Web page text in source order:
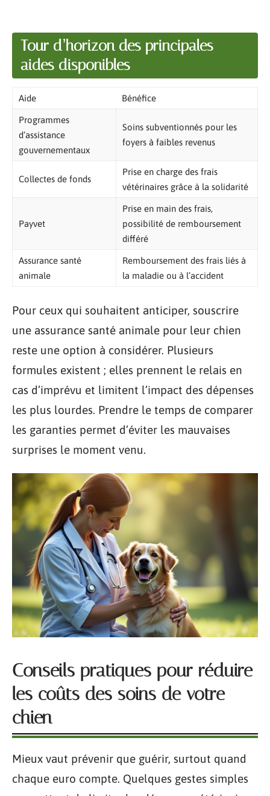
Tour d’horizon des principales
aides disponibles
Aide Bénéfice
Programmes
d’assistance
gouvernementaux
Soins subventionnés pour les
foyers à faibles revenus
Collectes de fonds
Prise en charge des frais
vétérinaires grâce à la solidarité
Payvet
Prise en main des frais,
possibilité de remboursement
différé
Assurance santé
animale
Remboursement des frais liés à
la maladie ou à l’accident
Pour ceux qui souhaitent anticiper, souscrire
une assurance santé animale pour leur chien
reste une option à considérer. Plusieurs
formules existent ; elles prennent le relais en
cas d’imprévu et limitent l’impact des dépenses
les plus lourdes. Prendre le temps de comparer
les garanties permet d’éviter les mauvaises
surprises le moment venu.
Conseils pratiques pour réduire
les coûts des soins de votre
chien
Mieux vaut prévenir que guérir, surtout quand
chaque euro compte. Quelques gestes simples